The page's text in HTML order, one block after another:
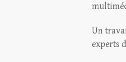
Un
experts